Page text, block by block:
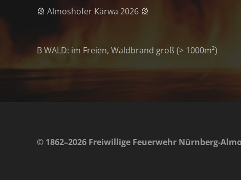
🎡 Almoshofer Kärwa 2026 🎡
B WALD: im Freien, Waldbrand groß (> 1000m²)
© 1862–2026 Freiwillige Feuerwehr Nürnberg-